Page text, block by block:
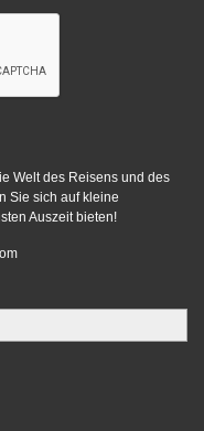
Welt des Reisens und des
Sie sich auf kleine
Auszeit bieten!